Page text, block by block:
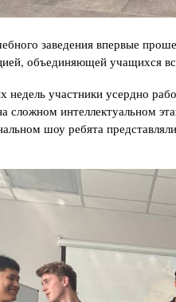
заведения впервые
объединяющей учащихся
недель участники усердно
сложном интеллектуальном
шоу ребята